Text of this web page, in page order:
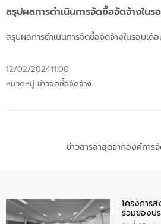
สรุปผลการดำเนินการจัดซื้อจัดจ้างใน
สรุปผลการดำเนินการจัดซื้อจัดจ้างในรอบเดื
12/02/202411:00
หมวดหมู่ ข่าวจัดซื้อจัดจ้าง
ข่าวสารล่าสุดจากองค์การ
โครงการ
ร่วมของป